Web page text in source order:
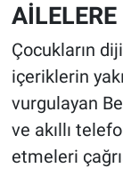
Çocukların
içeriklerin
vurgulayan
ve akıllı
etmeleri